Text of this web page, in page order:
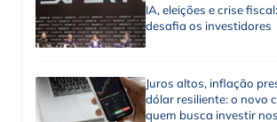
IA, eleições e crise
desafia os investidores
Juros altos, inflação
dólar resiliente: o novo
quem busca investir